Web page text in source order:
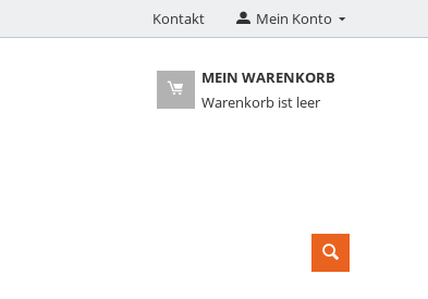
Mein Konto
Kontakt
MEIN WARENKORB
Warenkorb ist leer